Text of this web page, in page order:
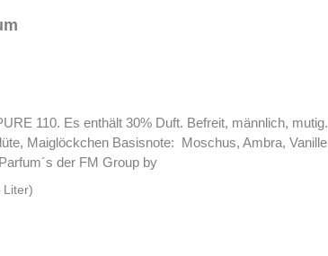
30% Duft. Befreit, männlich, mutig. Charakteristisch: befreit
Liter)